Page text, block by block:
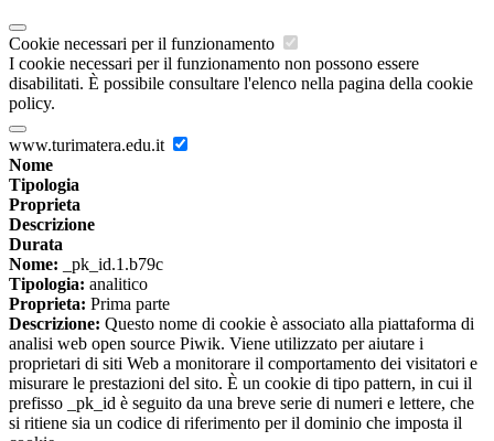
Cookie necessari per il funzionamento
I cookie necessari per il funzionamento non possono essere
disabilitati. È possibile consultare l'elenco nella pagina della cookie
policy.
www.turimatera.edu.it
Nome
Tipologia
Proprieta
Descrizione
Durata
Nome: _pk_id.1.b79c
Tipologia: analitico
Proprieta: Prima parte
Descrizione: Questo nome di cookie è associato alla piattaforma di
analisi web open source Piwik. Viene utilizzato per aiutare i
proprietari di siti Web a monitorare il comportamento dei visitatori e
misurare le prestazioni del sito. È un cookie di tipo pattern, in cui il
prefisso _pk_id è seguito da una breve serie di numeri e lettere, che
si ritiene sia un codice di riferimento per il dominio che imposta il